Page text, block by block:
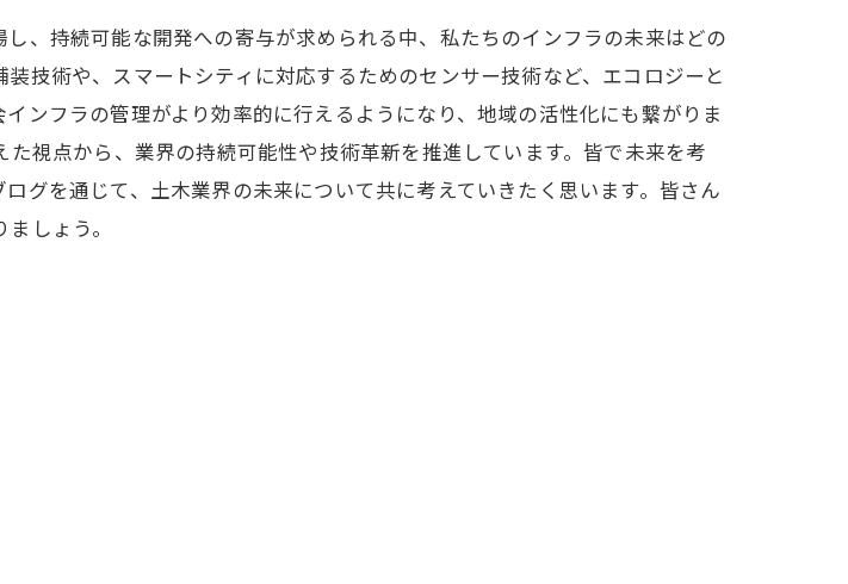
、持続可能な開発への寄与が求められる中、私たちのインフラの未来はどの
技術や、スマートシティに対応するためのセンサー技術など、エコロジーと
ンフラの管理がより効率的に行えるようになり、地域の活性化にも繋がりま
視点から、業界の持続可能性や技術革新を推進しています。皆で未来を考
グを通じて、土木業界の未来について共に考えていきたく思います。皆さん
しょう。